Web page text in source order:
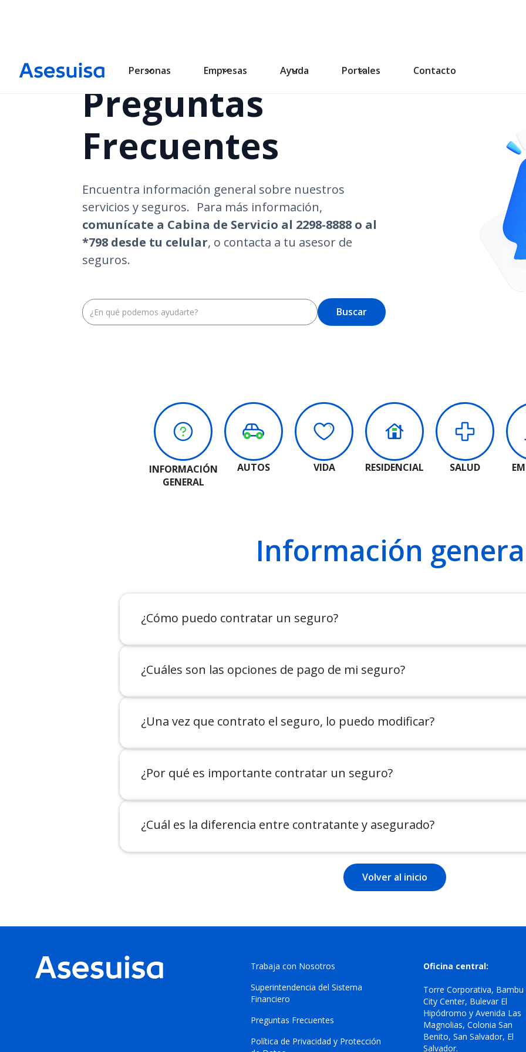
Personas Empresas Ayuda Portales Contacto
Preguntas
Frecuentes
Encuentra información general sobre nuestros
servicios y seguros. Para más información,
comunícate a Cabina de Servicio al 2298-8888 o al
*798 desde tu celular, o contacta a tu asesor de
seguros.
INFORMACIÓN
GENERAL
AUTOS VIDA RESIDENCIAL SALUD
Información
¿Cómo puedo contratar un seguro?
¿Cuáles son las opciones de pago de mi seguro?
¿Una vez que contrato el seguro, lo puedo modificar?
¿Por qué es importante contratar un seguro?
¿Cuál es la diferencia entre contratante y asegurado?
Volver al inicio
Trabaja con Nosotros
Superintendencia del Sistema
Financiero
Preguntas Frecuentes
Política de Privacidad y Protección
Oficina central:
Torre Corporativa, Bambu
City Center, Bulevar El
Hipódromo y Avenida Las
Magnolias, Colonia San
Benito, San Salvador, El
Salvador.